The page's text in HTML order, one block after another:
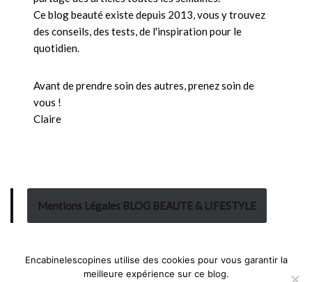
Ce blog beauté existe depuis 2013, vous y trouvez
des conseils, des tests, de l'inspiration pour le
quotidien.
Avant de prendre soin des autres, prenez soin de
vous !
Claire
Mentions Légales BLOG BEAUTE & LIFESTYLE
Encabinelescopines utilise des cookies pour vous garantir la
meilleure expérience sur ce blog.